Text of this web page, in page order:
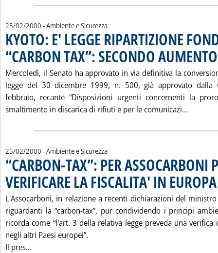
25/02/2000 - Ambiente e Sicurezza
KYOTO: E' LEGGE RIPARTIZIONE
“CARBON TAX”: SECONDO
Mercoledì, il Senato ha approvato in via definitiva la
legge del 30 dicembre 1999, n. 500, già approvato dalla
febbraio, recante “Disposizioni urgenti concernenti la
smaltimento in discarica di rifiuti e per le comunicazi...
25/02/2000 - Ambiente e Sicurezza
“CARBON-TAX”: PER ASSOCARBONI
VERIFICARE LA FISCALITA' IN EUROPA
L'Assocarboni, in relazione a recenti dichiarazioni del
riguardanti la “carbon-tax”, pur condividendo i principi
ricorda come “l'art. 3 della relativa legge preveda una verifica
negli altri Paesi europei”.
Il pres...